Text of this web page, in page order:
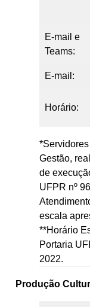
E-mail e
Teams:
E-mail:
Horário:
Gestão,
de
UFPR nº
escala
**Horário
Portaria
2022.
Produção